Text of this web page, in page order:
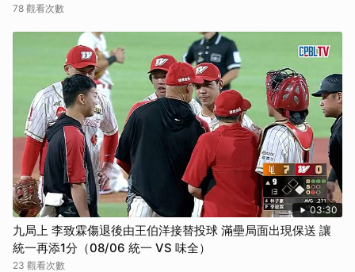
78 觀看次數
03:30
九局上 李致霖傷退後由王伯洋接替投球 滿壘局面出現保送 讓
統一再添1分（08/06 統一 VS 味全）
23 觀看次數